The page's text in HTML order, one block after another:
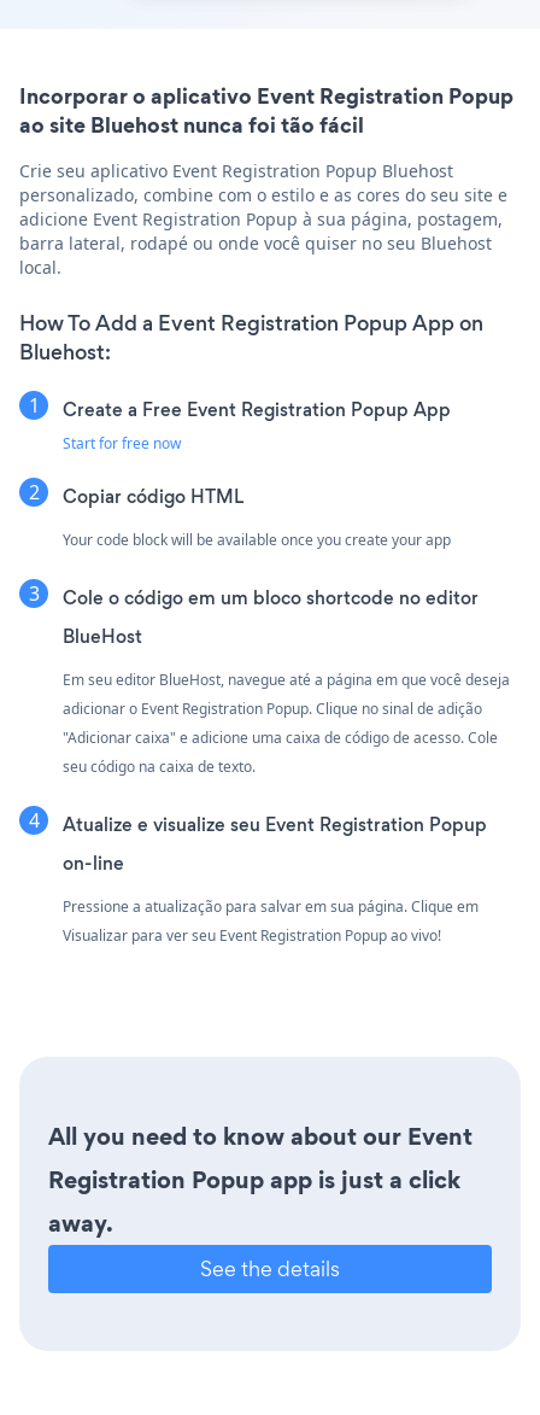
Incorporar o aplicativo Event Registration Popup
ao site Bluehost nunca foi tão fácil
Crie seu aplicativo Event Registration Popup Bluehost
personalizado, combine com o estilo e as cores do seu site e
adicione Event Registration Popup à sua página, postagem,
barra lateral, rodapé ou onde você quiser no seu Bluehost
local.
How To Add a Event Registration Popup App on
Bluehost:
Create a Free Event Registration Popup App
Start for free now
Copiar código HTML
Your code block will be available once you create your app
Cole o código em um bloco shortcode no editor
BlueHost
Em seu editor BlueHost, navegue até a página em que você deseja
adicionar o Event Registration Popup. Clique no sinal de adição
"Adicionar caixa" e adicione uma caixa de código de acesso. Cole
seu código na caixa de texto.
Atualize e visualize seu Event Registration Popup
on-line
Pressione a atualização para salvar em sua página. Clique em
Visualizar para ver seu Event Registration Popup ao vivo!
All you need to know about our Event
Registration Popup app is just a click
away.
See the details